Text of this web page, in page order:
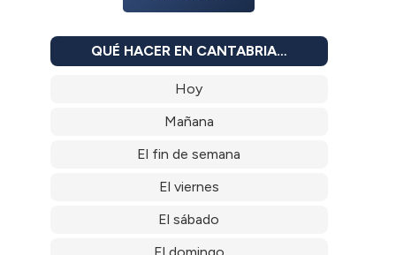
QUÉ HACER EN CANTABRIA…
Hoy
Mañana
El fin de semana
El viernes
El sábado